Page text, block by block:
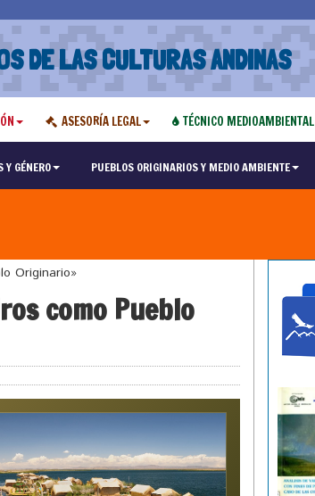
DE LAS CULTURAS ANDINAS
ASESORÍA LEGAL TÉCNICO MEDIOAMBIENTAL
GÉNERO PUEBLOS ORIGINARIOS Y MEDIO AMBIENTE
Originario»
como Pueblo